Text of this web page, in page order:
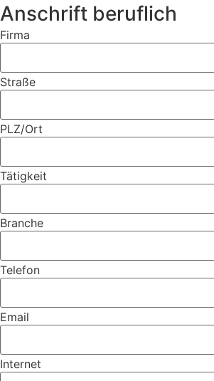
Anschrift beruflich
Firma
Straße
PLZ/Ort
Tätigkeit
Branche
Telefon
Email
Internet